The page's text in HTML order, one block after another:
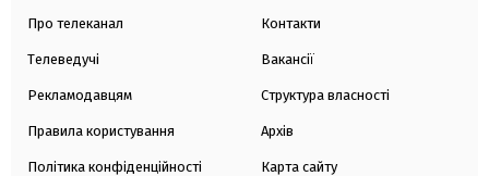
Про телеканал
Телеведучі
Рекламодавцям
Правила користування
Політика конфіденційності
Контакти
Вакансії
Структура власності
Архів
Карта сайту